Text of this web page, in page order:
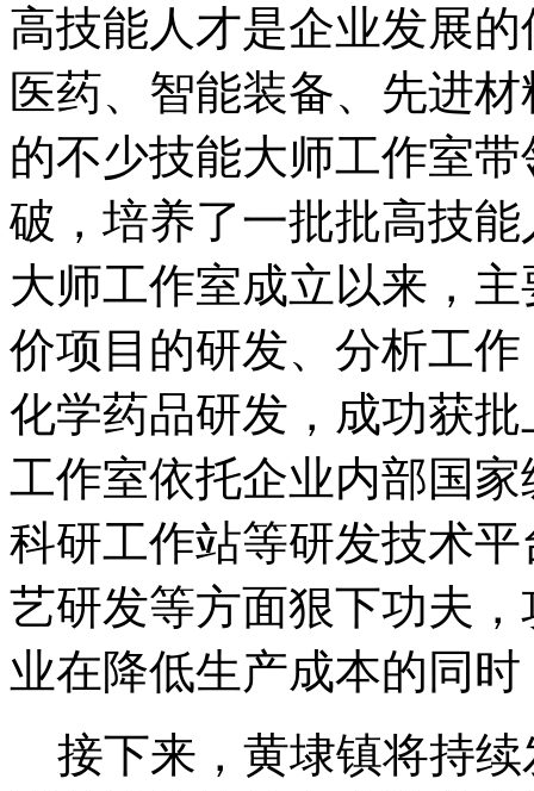
高技能人才是企业发展
医药、智能装备、先进
的不少技能大师工作室
破，培养了一批批高技
大师工作室成立以来，
价项目的研发、分析工
化学药品研发，成功获
工作室依托企业内部国
科研工作站等研发技术
艺研发等方面狠下功夫
业在降低生产成本的同
接下来，黄埭镇将持续